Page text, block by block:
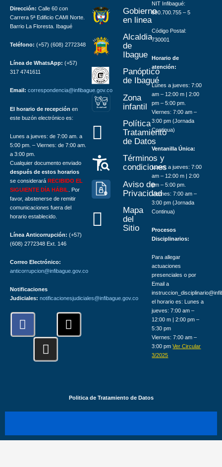
Dirección: Calle 60 con
Carrera 5ª Edificio CAMI Norte.
Barrio La Floresta. Ibagué
Teléfono: (+57) (608) 2772348
Línea de WhatsApp: (+57)
317 4741611
Email: correspondencia@infibague.gov.co
El horario de recepción en
este buzón electrónico es:
Lunes a jueves: de 7:00 am. a
5:00 pm. – Viernes: de 7:00 am.
a 3:00 pm.
Cualquier documento enviado
después de estos horarios
se considerará RECIBIDO EL
SIGUIENTE DÍA HÁBIL . Por
favor, abstenerse de remitir
comunicaciones fuera del
horario establecido.
Línea Anticorrupción: (+57)
(608) 2772348 Ext. 146
Correo Electrónico:
anticorrupcion@infibague.gov.co
Notificaciones
Judiciales: notificacionesjudiciales@infibague.gov.co
F
a
X
-
e
s
t
Gobierno
en linea
Alcaldia
de
Ibague
Panóptico
de Ibagué
ZonaInf antil
Zona
infantil
Política
Tratamiento
de Datos
Términos y
condiciones
Aviso de
Privacidad
Mapa
del
Sitio
NIT Infibagué:
890.700.755 – 5
Código Postal:
730001
Horario de
atención:
Lunes a jueves: 7:00
am – 12:00 m | 2:00
pm – 5:00 pm.
Viernes: 7:00 am –
3:00 pm (Jornada
Continua)
Ventanilla Única:
Lunes a jueves: 7:00
am – 12:00 m | 2:00
pm – 5:00 pm.
Viernes: 7:00 am –
3:00 pm (Jornada
Continua)
Procesos
Disciplinarios:
Para allegar
actuaciones
presenciales o por
Email a
el horario es: Lunes a
jueves: 7:00 am –
12:00 m | 2:00 pm –
5:30 pm
Viernes: 7:00 am –
3:00 pmVer Circular
3/2025
Politica de Tratamiento de Datos